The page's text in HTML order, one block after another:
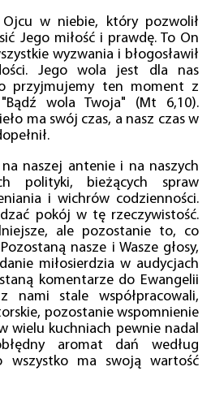
Ojcu w niebie, który pozwolił
Jego miłość i prawdę. To On
wyzwania i błogosławił
Jego wola jest dla nas
przyjmujemy ten moment z
wola Twoja" (Mt 6,10).
ma swój czas, a nasz czas w
naszej antenie i na naszych
polityki, bieżących spraw
i wichrów codzienności.
pokój w tę rzeczywistość.
ale pozostanie to, co
nasze i Wasze głosy,
miłosierdzia w audycjach
komentarze do Ewangelii
nami stale współpracowali,
pozostanie wspomnienie
wielu kuchniach pewnie nadal
aromat dań według
wszystko ma swoją wartość